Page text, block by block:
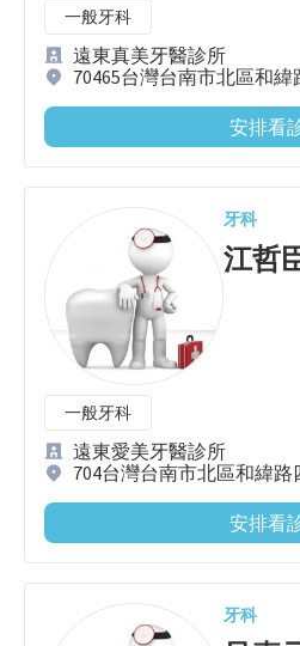
一般牙科
遠東真美牙醫診所
70465台灣台南市北區和緯
安排看
牙科
江哲
一般牙科
遠東愛美牙醫診所
704台灣台南市北區和緯路
安排看
牙科